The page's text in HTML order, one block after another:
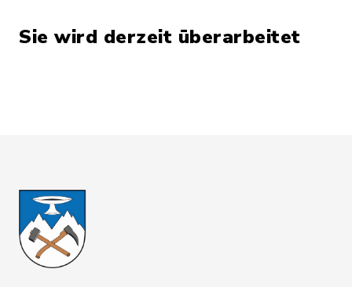
Sie wird derzeit überarbeitet